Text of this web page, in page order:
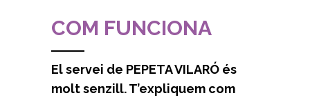
COM FUNCIONA
El servei de PEPETA VILARÓ és
molt senzill. T’expliquem com